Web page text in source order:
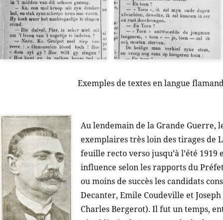
Exemples de textes en langue
Au lendemain de la Grande Guerre,
exemplaires très loin des tirages de
feuille recto verso jusqu’à l’été
influence selon les rapports du
ou moins de succès les candidats
Decanter, Emile Coudeville et
Charles Bergerot). Il fut un temps,